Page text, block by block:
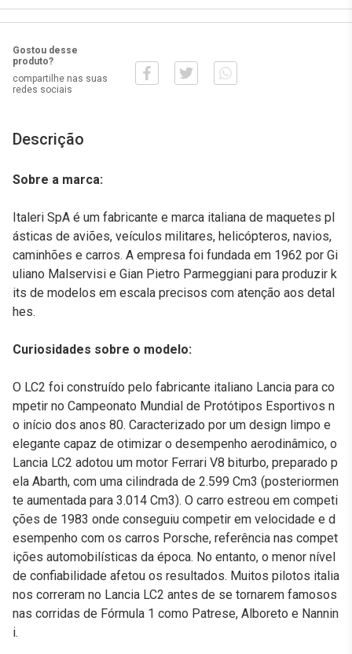
Gostou desse
produto?
compartilhe nas suas
redes sociais
Descrição
Sobre a marca:
Italeri SpA é um fabricante e marca italiana de maquetes pl
ásticas de aviões, veículos militares, helicópteros, navios,
caminhões e carros. A empresa foi fundada em 1962 por Gi
uliano Malservisi e Gian Pietro Parmeggiani para produzir k
its de modelos em escala precisos com atenção aos detal
hes.
Curiosidades sobre o modelo:
O LC2 foi construído pelo fabricante italiano Lancia para co
mpetir no Campeonato Mundial de Protótipos Esportivos n
o início dos anos 80. Caracterizado por um design limpo e
elegante capaz de otimizar o desempenho aerodinâmico, o
Lancia LC2 adotou um motor Ferrari V8 biturbo, preparado p
ela Abarth, com uma cilindrada de 2.599 Cm3 (posteriormen
te aumentada para 3.014 Cm3). O carro estreou em competi
ções de 1983 onde conseguiu competir em velocidade e d
esempenho com os carros Porsche, referência nas compet
ições automobilísticas da época. No entanto, o menor nível
de confiabilidade afetou os resultados. Muitos pilotos italia
nos correram no Lancia LC2 antes de se tornarem famosos
nas corridas de Fórmula 1 como Patrese, Alboreto e Nannin
i.